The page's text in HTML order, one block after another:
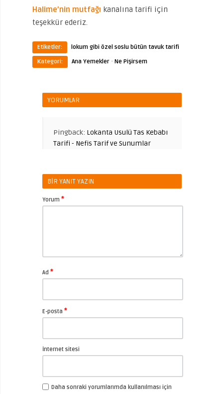
Halime’nin mutfağı kanalına tarifi için
teşekkür ederiz.
Etiketler:
lokum gibi özel soslu bütün tavuk tarifi
Kategori:
Ana Yemekler · Ne Pişirsem
YORUMLAR
Pingback: Lokanta Usulü Tas Kebabı
Tarifi - Nefis Tarif ve Sunumlar
BIR YANIT YAZIN
Yorum *
Ad *
E-posta *
İnternet sitesi
Daha sonraki yorumlarımda kullanılması için